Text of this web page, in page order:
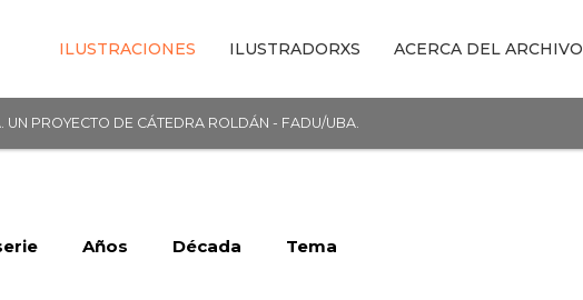
ILUSTRACIONES ILUSTRADORXS ACERCA DEL ARCHIVO
UN PROYECTO DE CÁTEDRA ROLDÁN - FADU/UBA.
Años Década Tema